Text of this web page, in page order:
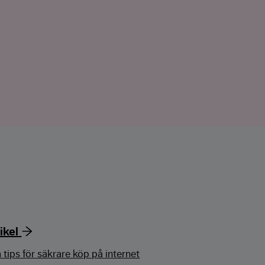
tips för säkrare köp på internet